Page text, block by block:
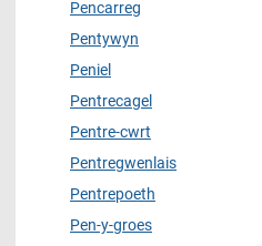
Pencarreg
Pentywyn
Peniel
Pentrecagel
Pentre-cwrt
Pentregwenlais
Pentrepoeth
Pen-y-groes